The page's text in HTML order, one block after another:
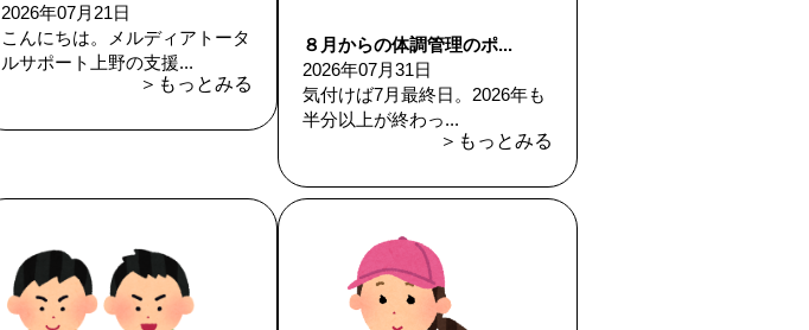
2026年07月21日
こんにちは。メルディアトータ
ルサポート上野の支援...
＞もっとみる
８月からの体調管理のポ...
2026年07月31日
気付けば7月最終日。2026年も
半分以上が終わっ...
＞もっとみる